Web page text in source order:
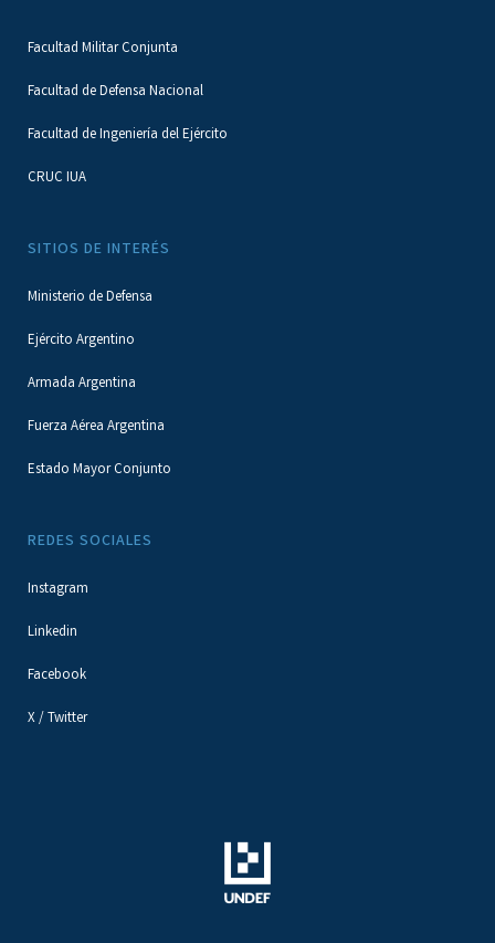
Facultad Militar Conjunta
Facultad de Defensa Nacional
Facultad de Ingeniería del Ejército
CRUC IUA
SITIOS DE INTERÉS
Ministerio de Defensa
Ejército Argentino
Armada Argentina
Fuerza Aérea Argentina
Estado Mayor Conjunto
REDES SOCIALES
Instagram
Linkedin
Facebook
X / Twitter